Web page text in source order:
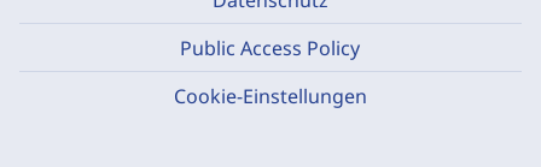
Public Access Policy
Cookie-Einstellungen